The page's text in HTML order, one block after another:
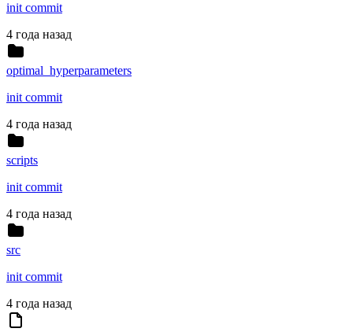
init commit
4 года назад
optimal_hyperparameters
init commit
4 года назад
scripts
init commit
4 года назад
src
init commit
4 года назад